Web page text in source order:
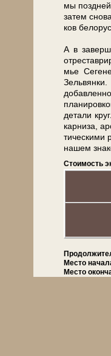
мы
затем
ков
А в
мье
детали
карниза,
ти­че­ски­ми
на­шем
Стоимость
Место
Место